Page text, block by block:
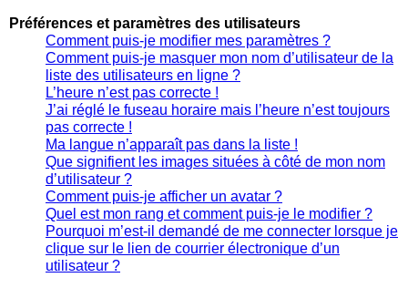
Préférences et paramètres des utilisateurs
Comment puis-je modifier mes paramètres ?
Comment puis-je masquer mon nom d’utilisateur de la
liste des utilisateurs en ligne ?
L’heure n’est pas correcte !
J’ai réglé le fuseau horaire mais l’heure n’est toujours
pas correcte !
Ma langue n’apparaît pas dans la liste !
Que signifient les images situées à côté de mon nom
d’utilisateur ?
Comment puis-je afficher un avatar ?
Quel est mon rang et comment puis-je le modifier ?
Pourquoi m’est-il demandé de me connecter lorsque je
clique sur le lien de courrier électronique d’un
utilisateur ?